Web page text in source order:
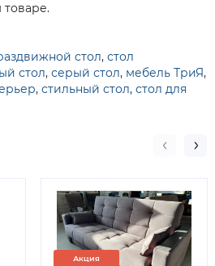
стол, стол
стол, серый стол, мебель ТриЯ,
, стильный стол, стол для
Акция